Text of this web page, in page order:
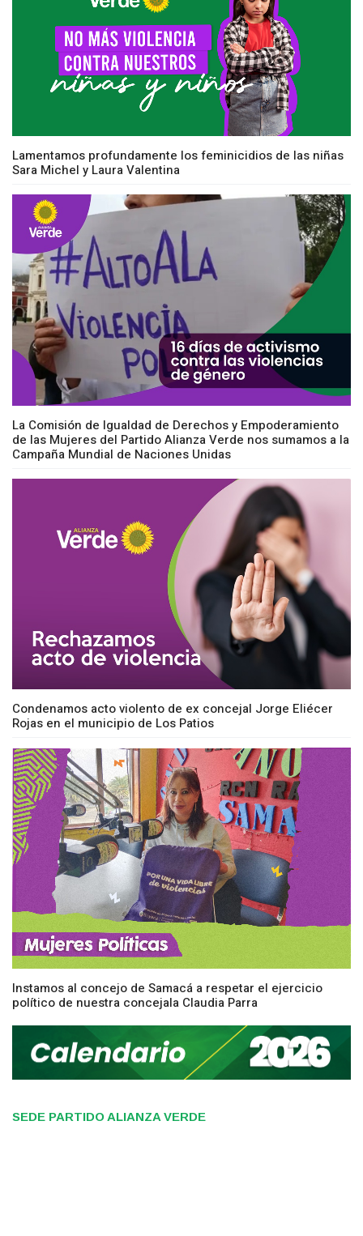
Lamentamos profundamente los feminicidios de las niñas
Sara Michel y Laura Valentina
La Comisión de Igualdad de Derechos y Empoderamiento
de las Mujeres del Partido Alianza Verde nos sumamos a la
Campaña Mundial de Naciones Unidas
Condenamos acto violento de ex concejal Jorge Eliécer
Rojas en el municipio de Los Patios
Instamos al concejo de Samacá a respetar el ejercicio
político de nuestra concejala Claudia Parra
SEDE PARTIDO ALIANZA VERDE